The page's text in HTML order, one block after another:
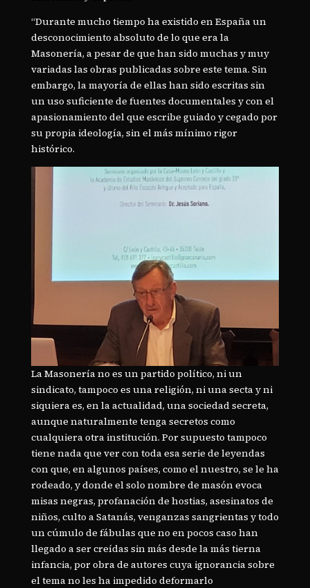
“Durante mucho tiempo ha existido en España un
desconocimiento absoluto de lo que era la
Masonería, a pesar de que han sido muchas y muy
variadas las obras publicadas sobre este tema. Sin
embargo, la mayoría de ellas han sido escritas sin
un uso suficiente de fuentes documentales y con el
apasionamiento del que escribe guiado y cegado por
su propia ideología, sin el más mínimo rigor
histórico.
La Masonería no es un partido político, ni un
sindicato, tampoco es una religión, ni una secta y ni
siquiera es, en la actualidad, una sociedad secreta,
aunque naturalmente tenga secretos como
cualquiera otra institución. Por supuesto tampoco
tiene nada que ver con toda esa serie de leyendas
con que, en algunos países, como el nuestro, se le ha
rodeado, y donde el solo nombre de masón evoca
misas negras, profanación de hostias, asesinatos de
niños, culto a Satanás, venganzas sangrientas y todo
un cúmulo de fábulas que no en pocos caso han
llegado a ser creídas sin más desde la más tierna
infancia, por obra de autores cuya ignorancia sobre
el tema no les ha impedido deformarlo